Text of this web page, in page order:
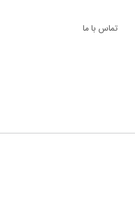
تماس با ما